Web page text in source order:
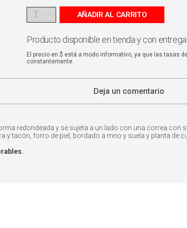
AÑADIR AL CARRITO
Producto disponible en tienda y con
El precio en $ está a modo informativo, ya que las tasas
constantemente.
Deja un comentario
redondeada y se sujeta a un lado con una correa con
y tacón, forro de piel, bordado a mno y suela y planta de